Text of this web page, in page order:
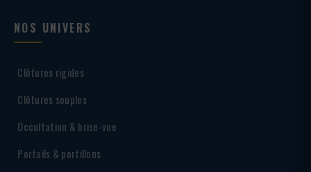
NOS UNIVERS
Clôtures rigides
Clôtures souples
Occultation & brise-vue
Portails & portillons